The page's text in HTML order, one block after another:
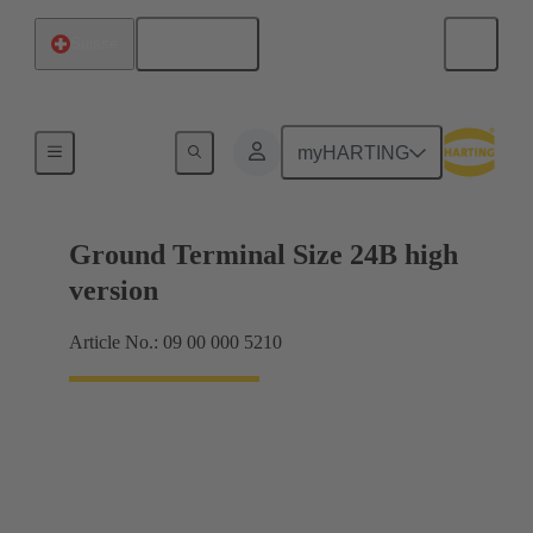
myHARTING
Cadres de blindage, cadres de fixation
Ground Terminal Size 24B high
version
Article No.: 09 00 000 5210